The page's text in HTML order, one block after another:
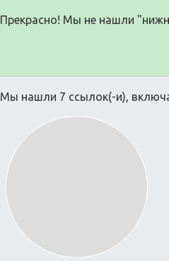
Прекрасно! Мы не нашли
Мы нашли 7 ссылок(-и),